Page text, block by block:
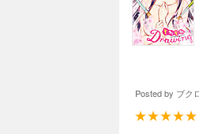
Posted by ブク